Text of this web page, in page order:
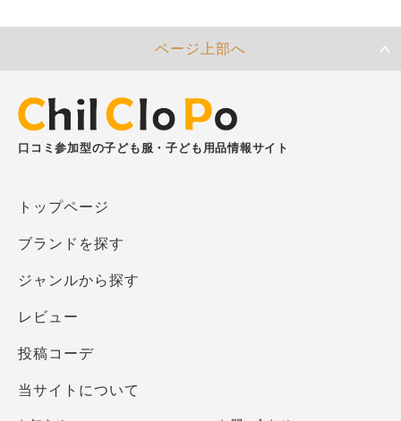
ページ上部へ
口コミ参加型の子ども服・子ども用品情報サイト
トップページ
ブランドを探す
ジャンルから探す
レビュー
投稿コーデ
当サイトについて